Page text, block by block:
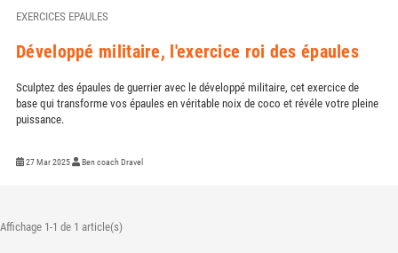
EXERCICES EPAULES
Développé militaire, l'exercice roi des épaules
Sculptez des épaules de guerrier avec le développé militaire, cet exercice de
base qui transforme vos épaules en véritable noix de coco et révéle votre pleine
puissance.
27 Mar 2025 Ben coach Dravel
Affichage 1-1 de 1 article(s)